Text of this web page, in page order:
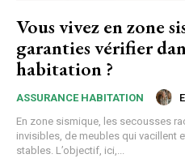
Vous vivez en zone
garanties vérifier
habitation ?
ASSURANCE HABITATION
En zone sismique, les secousses
invisibles, de meubles qui vacillent
stables. L’objectif, ici,...